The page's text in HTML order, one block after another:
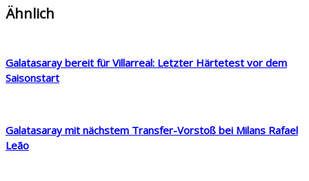
Ähnlich
Galatasaray bereit für Villarreal: Letzter Härtetest vor dem
Saisonstart
Galatasaray mit nächstem Transfer-Vorstoß bei Milans Rafael
Leão